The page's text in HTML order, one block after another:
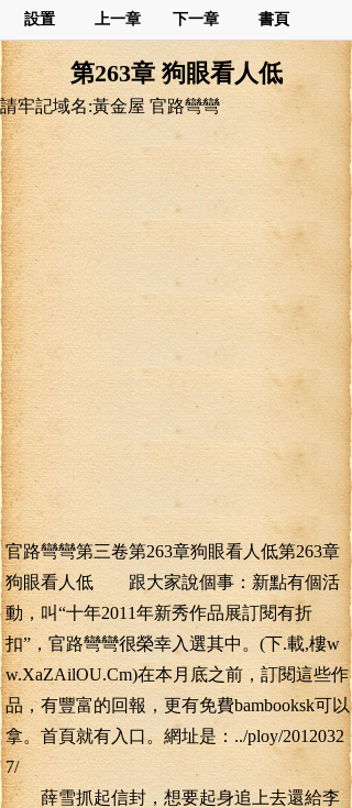
設置 上一章 下一章 書頁
第263章 狗眼看人低
請牢記域名:黃金屋 官路彎彎
官路彎彎第三卷第263章狗眼看人低第263章
狗眼看人低 跟大家說個事：新點有個活
動，叫“十年2011年新秀作品展訂閱有折
扣”，官路彎彎很榮幸入選其中。(下.載,樓w
w.XaZAilOU.Cm)在本月底之前，訂閱這些作
品，有豐富的回報，更有免費bambooksk可以
拿。首頁就有入口。網址是：../ploy/2012032
7/
薛雪抓起信封，想要起身追上去還給李